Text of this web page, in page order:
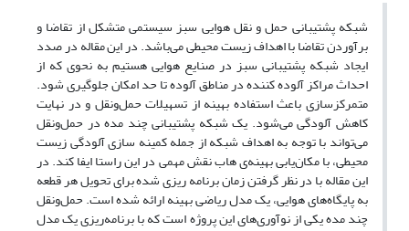
شبکه پشتیبانی حمل و نقل هوایی سبز سیستمی متشکل از تقاضا و
برآوردن تقاضا با اهداف زیست محیطی می‌باشد. در این مقاله در صدد
ایجاد شبکه پشتیبانی سبز در صنایع هوایی هستیم به نحوی که از
احداث مراکز آلوده کننده در مناطق آلوده تا حد امکان جلوگیری شود.
متمرکزسازی باعث استفاده بهینه از تسهیلات حمل‌ونقل و در نهایت
کاهش آلودگی می‌شود. یک شبکه پشتیبانی چند مده در حمل‌ونقل
می‌تواند با توجه به اهداف شبکه از جمله کمینه سازی آلودگی زیست
محیطی، با مکان‌یابی بهینه‌ی هاب نقش مهمی در این راستا ایفا کند. در
این مقاله با در نظر گرفتن زمان برنامه ریزی شده برای تحویل هر قطعه
به پایگاه‌های هوایی، یک مدل ریاضی بهینه ارائه شده است. حمل‌ونقل
چند مده یکی از نوآوری‌های این پروژه است که با برنامه‌ریزی یک مدل